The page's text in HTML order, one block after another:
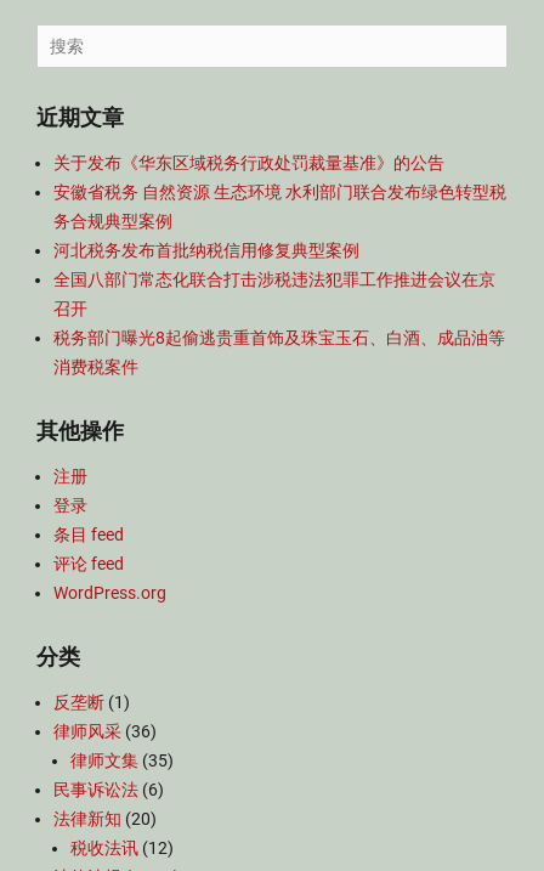
导
航
Search
for:
近期文章
关于发布《华东区域税务行政处罚裁量基准》的公告
安徽省税务 自然资源 生态环境 水利部门联合发布绿色转型税
务合规典型案例
河北税务发布首批纳税信用修复典型案例
全国八部门常态化联合打击涉税违法犯罪工作推进会议在京
召开
税务部门曝光8起偷逃贵重首饰及珠宝玉石、白酒、成品油等
消费税案件
其他操作
注册
登录
条目 feed
评论 feed
WordPress.org
分类
反垄断 (1)
律师风采 (36)
律师文集 (35)
民事诉讼法 (6)
法律新知 (20)
税收法讯 (12)